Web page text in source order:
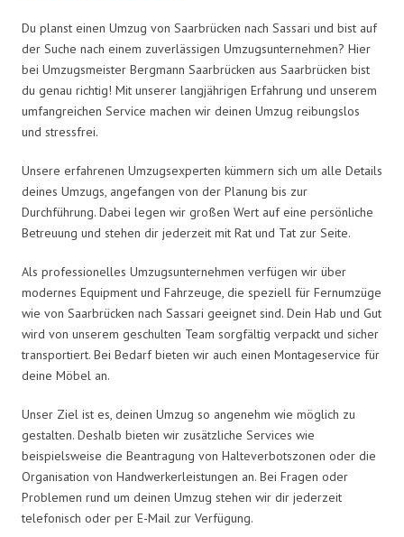
Du planst einen Umzug von Saarbrücken nach Sassari und bist auf
der Suche nach einem zuverlässigen Umzugsunternehmen? Hier
bei Umzugsmeister Bergmann Saarbrücken aus Saarbrücken bist
du genau richtig! Mit unserer langjährigen Erfahrung und unserem
umfangreichen Service machen wir deinen Umzug reibungslos
und stressfrei.
Unsere erfahrenen Umzugsexperten kümmern sich um alle Details
deines Umzugs, angefangen von der Planung bis zur
Durchführung. Dabei legen wir großen Wert auf eine persönliche
Betreuung und stehen dir jederzeit mit Rat und Tat zur Seite.
Als professionelles Umzugsunternehmen verfügen wir über
modernes Equipment und Fahrzeuge, die speziell für Fernumzüge
wie von Saarbrücken nach Sassari geeignet sind. Dein Hab und Gut
wird von unserem geschulten Team sorgfältig verpackt und sicher
transportiert. Bei Bedarf bieten wir auch einen Montageservice für
deine Möbel an.
Unser Ziel ist es, deinen Umzug so angenehm wie möglich zu
gestalten. Deshalb bieten wir zusätzliche Services wie
beispielsweise die Beantragung von Halteverbotszonen oder die
Organisation von Handwerkerleistungen an. Bei Fragen oder
Problemen rund um deinen Umzug stehen wir dir jederzeit
telefonisch oder per E-Mail zur Verfügung.